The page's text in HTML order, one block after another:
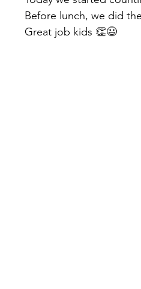
Before lunch, we did
Great job kids 👏😃